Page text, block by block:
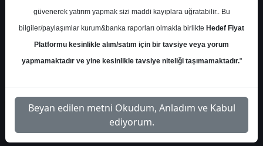
1
deniz-yatirim-tavhl-hedef-
fiyat-554435
İlgili
Dosyayı İndir
güvenerek yatırım yapmak sizi maddi kayıplara uğratabilir.. Bu
bilgiler/paylaşımlar kurum&banka raporları olmakla birlikte Hedef Fiyat
Platformu kesinlikle alım/satım için bir tavsiye veya yorum
yapmamaktadır ve yine kesinlikle tavsiye niteliği taşımamaktadır."
Beyan edilen metni Okudum, Anladım ve Kabul
ediyorum.